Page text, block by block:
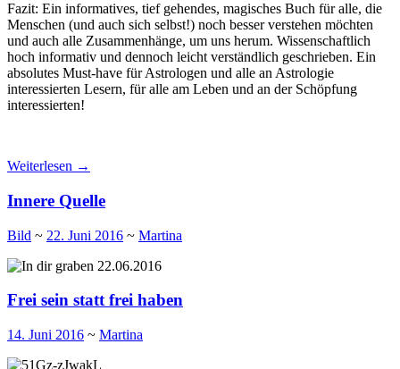
Fazit: Ein informatives, tief gehendes, magisches Buch für alle, die
Menschen (und auch sich selbst!) noch besser verstehen möchten
und auch alle Zusammenhänge, um uns herum. Wissenschaftlich
hoch informativ und dennoch leicht verständlich geschrieben. Ein
absolutes Must-have für Astrologen und alle an Astrologie
interessierten Lesern, für alle am Leben und an der Schöpfung
interessierten!
Weiterlesen →
Innere Quelle
Bild ~ 22. Juni 2016 ~ Martina
Frei sein statt frei haben
14. Juni 2016 ~ Martina